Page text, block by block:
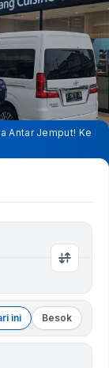
Antar Jemput! Ke
ini Besok